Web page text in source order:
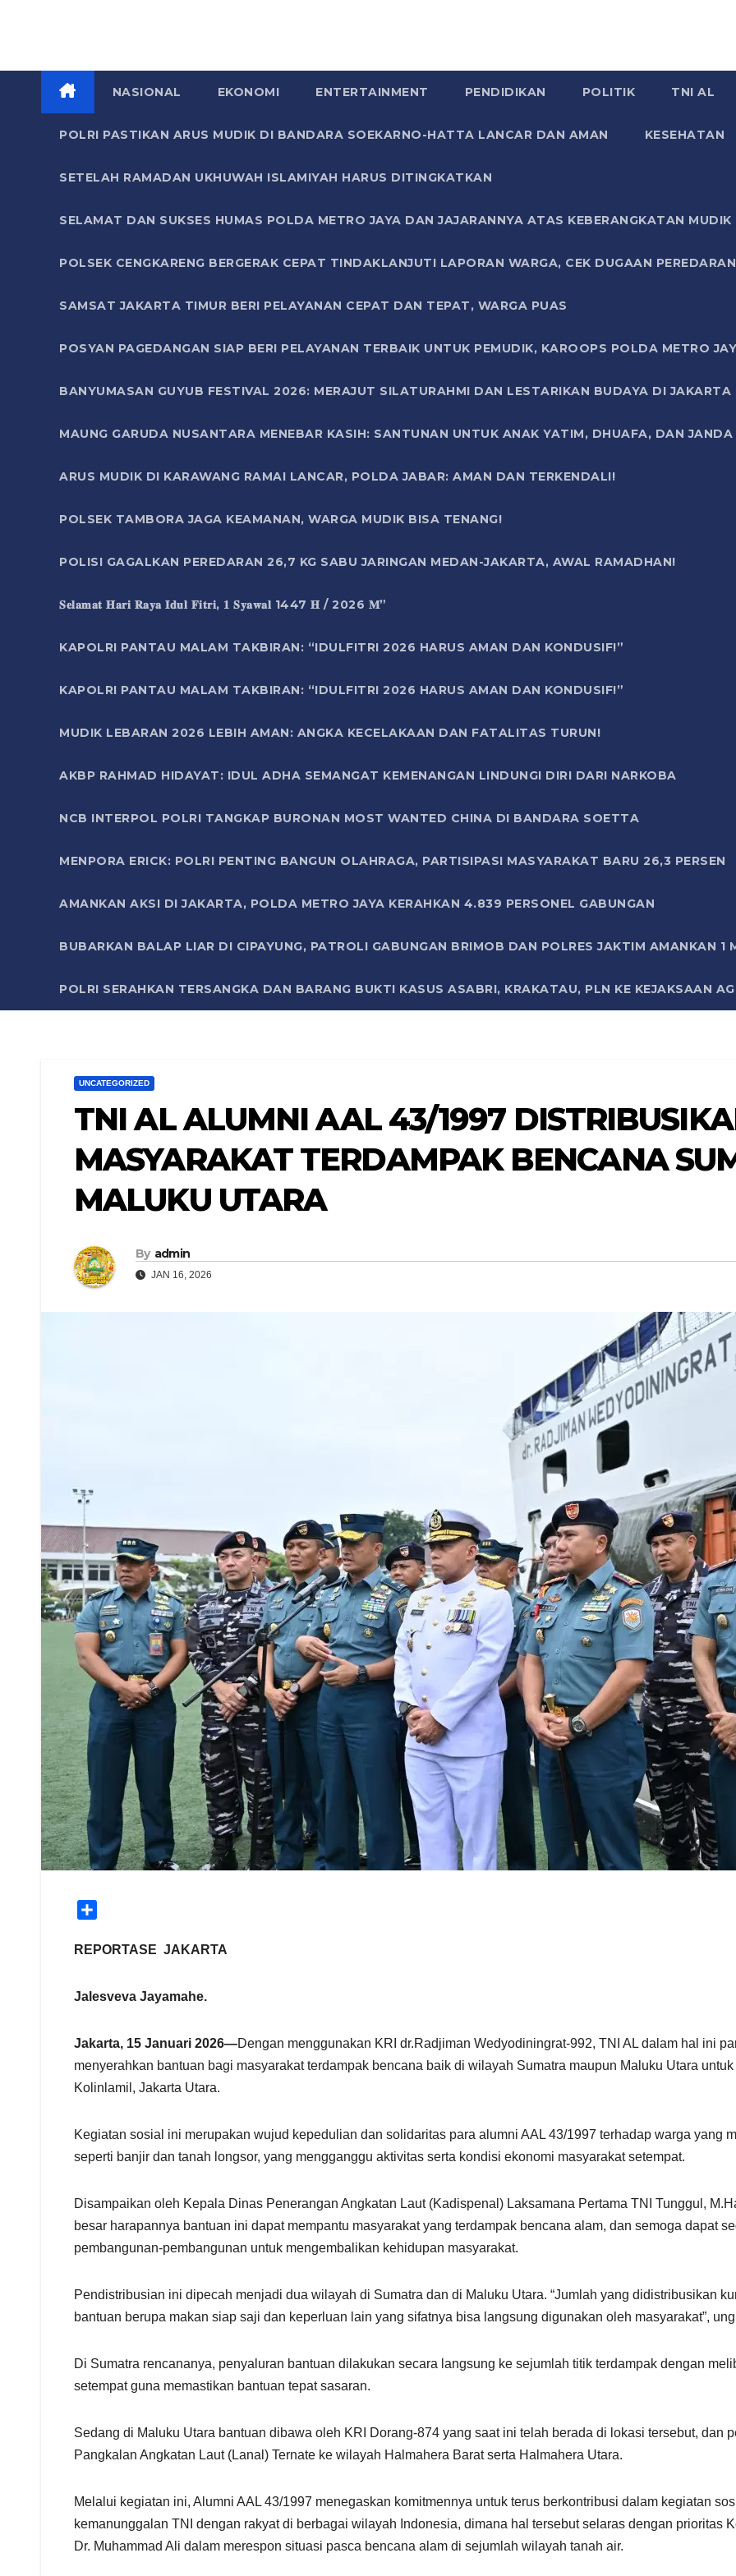
NASIONAL EKONOMI ENTERTAINMENT PENDIDIKAN POLITIK TNI AL
POLRI PASTIKAN ARUS MUDIK DI BANDARA SOEKARNO-HATTA LANCAR DAN AMAN KESEHATAN
SETELAH RAMADAN UKHUWAH ISLAMIYAH HARUS DITINGKATKAN
SELAMAT DAN SUKSES HUMAS POLDA METRO JAYA DAN JAJARANNYA ATAS KEBERANGKATAN
POLSEK CENGKARENG BERGERAK CEPAT TINDAKLANJUTI LAPORAN WARGA, CEK DUGAAN
SAMSAT JAKARTA TIMUR BERI PELAYANAN CEPAT DAN TEPAT, WARGA PUAS
POSYAN PAGEDANGAN SIAP BERI PELAYANAN TERBAIK UNTUK PEMUDIK, KAROOPS POLDA METRO
BANYUMASAN GUYUB FESTIVAL 2026: MERAJUT SILATURAHMI DAN LESTARIKAN BUDAYA DI JAKARTA
MAUNG GARUDA NUSANTARA MENEBAR KASIH: SANTUNAN UNTUK ANAK YATIM, DHUAFA, DAN
ARUS MUDIK DI KARAWANG RAMAI LANCAR, POLDA JABAR: AMAN DAN TERKENDALI!
POLSEK TAMBORA JAGA KEAMANAN, WARGA MUDIK BISA TENANG!
POLISI GAGALKAN PEREDARAN 26,7 KG SABU JARINGAN MEDAN-JAKARTA, AWAL RAMADHAN!
𝐒𝐞𝐥𝐚𝐦𝐚𝐭 𝐇𝐚𝐫𝐢 𝐑𝐚𝐲𝐚 𝐈𝐝𝐮𝐥 𝐅𝐢𝐭𝐫𝐢, 𝟏 𝐒𝐲𝐚𝐰𝐚𝐥 1447 𝐇 / 2026 𝐌”
KAPOLRI PANTAU MALAM TAKBIRAN: “IDULFITRI 2026 HARUS AMAN DAN KONDUSIF!”
KAPOLRI PANTAU MALAM TAKBIRAN: “IDULFITRI 2026 HARUS AMAN DAN KONDUSIF!”
MUDIK LEBARAN 2026 LEBIH AMAN: ANGKA KECELAKAAN DAN FATALITAS TURUN!
AKBP RAHMAD HIDAYAT: IDUL ADHA SEMANGAT KEMENANGAN LINDUNGI DIRI DARI NARKOBA
NCB INTERPOL POLRI TANGKAP BURONAN MOST WANTED CHINA DI BANDARA SOETTA
MENPORA ERICK: POLRI PENTING BANGUN OLAHRAGA, PARTISIPASI MASYARAKAT BARU 26,3 PERSEN
AMANKAN AKSI DI JAKARTA, POLDA METRO JAYA KERAHKAN 4.839 PERSONEL GABUNGAN
BUBARKAN BALAP LIAR DI CIPAYUNG, PATROLI GABUNGAN BRIMOB DAN POLRES JAKTIM AMANKAN 1
POLRI SERAHKAN TERSANGKA DAN BARANG BUKTI KASUS ASABRI, KRAKATAU, PLN KE KEJAKSAAN
UNCATEGORIZED
TNI AL ALUMNI AAL 43/1997
MASYARAKAT TERDAMPAK BENCANA
MALUKU UTARA
By admin
JAN 16, 2026
a
REPORTASE JAKARTA
Jalesveva Jayamahe.
Jakarta, 15 Januari 2026—Dengan menggunakan KRI dr.Radjiman Wedyodiningrat-992, TNI AL dalam hal ini
menyerahkan bantuan bagi masyarakat terdampak bencana baik di wilayah Sumatra maupun Maluku Utara
Kolinlamil, Jakarta Utara.
Kegiatan sosial ini merupakan wujud kepedulian dan solidaritas para alumni AAL 43/1997 terhadap warga yang
seperti banjir dan tanah longsor, yang mengganggu aktivitas serta kondisi ekonomi masyarakat setempat.
Disampaikan oleh Kepala Dinas Penerangan Angkatan Laut (Kadispenal) Laksamana Pertama TNI Tunggul,
besar harapannya bantuan ini dapat mempantu masyarakat yang terdampak bencana alam, dan semoga dapat
pembangunan-pembangunan untuk mengembalikan kehidupan masyarakat.
Pendistribusian ini dipecah menjadi dua wilayah di Sumatra dan di Maluku Utara. “Jumlah yang didistribusikan
bantuan berupa makan siap saji dan keperluan lain yang sifatnya bisa langsung digunakan oleh masyarakat”,
Di Sumatra rencananya, penyaluran bantuan dilakukan secara langsung ke sejumlah titik terdampak dengan
setempat guna memastikan bantuan tepat sasaran.
Sedang di Maluku Utara bantuan dibawa oleh KRI Dorang-874 yang saat ini telah berada di lokasi tersebut, dan
Pangkalan Angkatan Laut (Lanal) Ternate ke wilayah Halmahera Barat serta Halmahera Utara.
Melalui kegiatan ini, Alumni AAL 43/1997 menegaskan komitmennya untuk terus berkontribusi dalam kegiatan
kemanunggalan TNI dengan rakyat di berbagai wilayah Indonesia, dimana hal tersebut selaras dengan prioritas
Dr. Muhammad Ali dalam merespon situasi pasca bencana alam di sejumlah wilayah tanah air.